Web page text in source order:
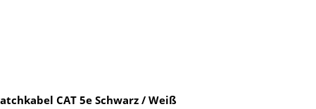
CAT 5e Schwarz / Weiß